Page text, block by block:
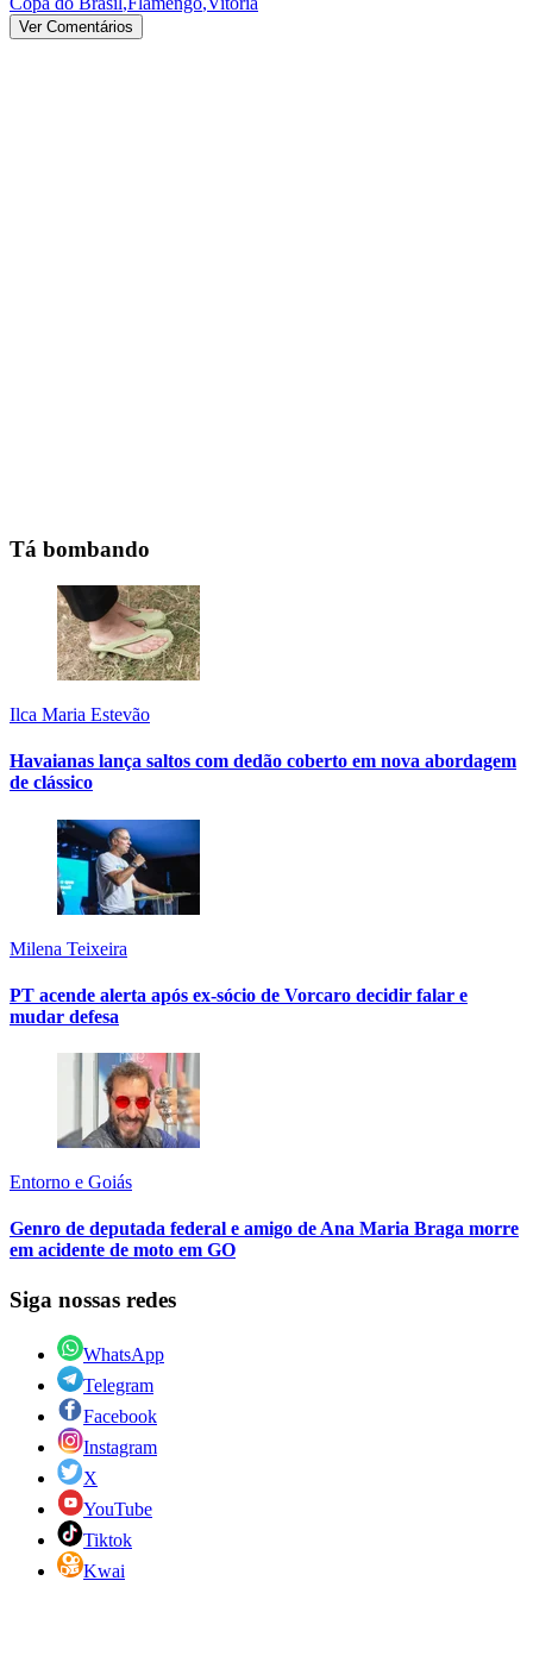
Ver Comentários
Tá bombando
Ilca Maria Estevão
Havaianas lança saltos com dedão coberto em nova abordagem
de clássico
Milena Teixeira
PT acende alerta após ex-sócio de Vorcaro decidir falar e
mudar defesa
Entorno e Goiás
Genro de deputada federal e amigo de Ana Maria Braga morre
em acidente de moto em GO
Siga nossas redes
WhatsApp
Telegram
Facebook
Instagram
X
YouTube
Tiktok
Kwai